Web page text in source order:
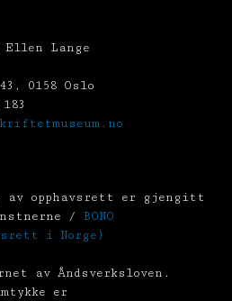
Lange
0158 Oslo
av opphavsrett er gjengitt
/ BONO
i Norge)
av Åndsverksloven.
er